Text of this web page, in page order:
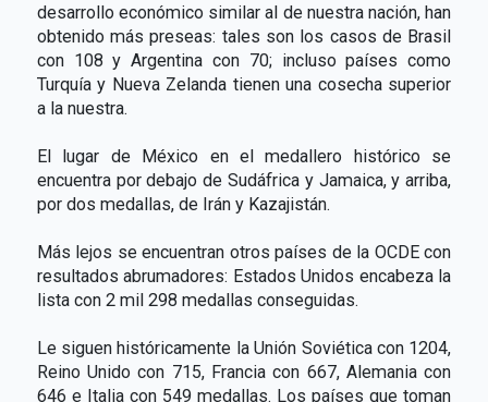
desarrollo económico similar al de nuestra nación, han
obtenido más preseas: tales son los casos de Brasil
con 108 y Argentina con 70; incluso países como
Turquía y Nueva Zelanda tienen una cosecha superior
a la nuestra.
El lugar de México en el medallero histórico se
encuentra por debajo de Sudáfrica y Jamaica, y arriba,
por dos medallas, de Irán y Kazajistán.
Más lejos se encuentran otros países de la OCDE con
resultados abrumadores: Estados Unidos encabeza la
lista con 2 mil 298 medallas conseguidas.
Le siguen históricamente la Unión Soviética con 1204,
Reino Unido con 715, Francia con 667, Alemania con
646 e Italia con 549 medallas. Los países que toman